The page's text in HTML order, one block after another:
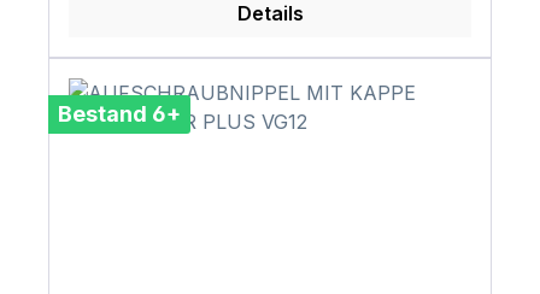
Details
Bestand 6+